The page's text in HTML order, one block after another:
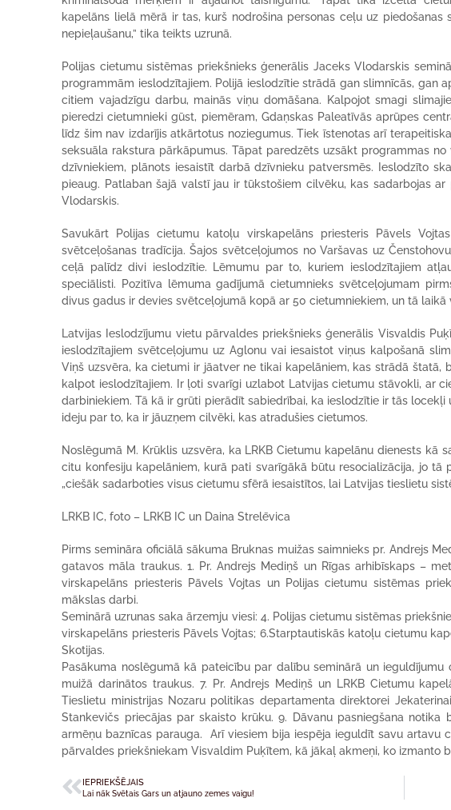
kapelāns lielā mērā ir tas, kurš nodrošina personas ceļu uz
nepieļaušanu,” tika teikts uzrunā.
Polijas cietumu sistēmas priekšnieks ģenerālis Jaceks Vlodarskis
programmām ieslodzītajiem. Polijā ieslodzītie strādā gan slimnīcās, gan
citiem vajadzīgu darbu, mainās viņu domāšana. Kalpojot smagi
pieredzi cietumnieki gūst, piemēram, Gdaņskas Paleatīvās aprūpes
līdz šim nav izdarījis atkārtotus noziegumus. Tiek īstenotas arī
seksuāla rakstura pārkāpumus. Tāpat paredzēts uzsākt programmas
dzīvniekiem, plānots iesaistīt darbā dzīvnieku patversmēs. Ieslodzīto
pieaug. Patlaban šajā valstī jau ir tūkstošiem cilvēku, kas sadarbojas
Vlodarskis.
Savukārt Polijas cietumu katoļu virskapelāns priesteris Pāvels
svētceļošanas tradīcija. Šajos svētceļojumos no Varšavas uz
ceļā palīdz divi ieslodzītie. Lēmumu par to, kuriem ieslodzītajiem
speciālisti. Pozitīva lēmuma gadījumā cietumnieks svētceļojumam
divus gadus ir devies svētceļojumā kopā ar 50 cietumniekiem, un tā
Latvijas Ieslodzījumu vietu pārvaldes priekšnieks ģenerālis Visvaldis
ieslodzītajiem svētceļojumu uz Aglonu vai iesaistot viņus kalpošanā
Viņš uzsvēra, ka cietumi ir jāatver ne tikai kapelāniem, kas strādā
kalpot ieslodzītajiem. Ir ļoti svarīgi uzlabot Latvijas cietumu stāvokli, ar
darbiniekiem. Tā kā ir grūti pierādīt sabiedrībai, ka ieslodzītie ir tās
ideju par to, ka ir jāuzņem cilvēki, kas atradušies cietumos.
Noslēgumā M. Krūklis uzsvēra, ka LRKB Cietumu kapelānu dienests kā
citu konfesiju kapelāniem, kurā pati svarīgākā būtu resocializācija, jo tā
„ciešāk sadarboties visus cietumu sfērā iesaistītos, lai Latvijas tieslietu
LRKB IC, foto – LRKB IC un Daina Strelēvica
Pirms semināra oficiālā sākuma Bruknas muižas saimnieks pr. Andrejs
gatavos māla traukus. 1. Pr. Andrejs Mediņš un Rīgas arhibīskaps –
virskapelāns priesteris Pāvels Vojtas un Polijas cietumu sistēmas
mākslas darbi.
Seminārā uzrunas saka ārzemju viesi: 4. Polijas cietumu sistēmas
virskapelāns priesteris Pāvels Vojtas; 6.Starptautiskās katoļu cietumu
Skotijas.
Pasākuma noslēgumā kā pateicību par dalību seminārā un
muižā darinātos traukus. 7. Pr. Andrejs Mediņš un LRKB Cietumu
Tieslietu ministrijas Nozaru politikas departamenta direktorei
Stankevičs priecājas par skaisto krūku. 9. Dāvanu pasniegšana
armēņu baznīcas parauga. Arī viesiem bija iespēja ieguldīt savu artavu
pārvaldes priekšniekam Visvaldim Puķītem, kā jākaļ akmeņi, ko izmanto
IEPRIEKŠĒJAIS
Lai nāk Svētais Gars un atjauno zemes vaigu!